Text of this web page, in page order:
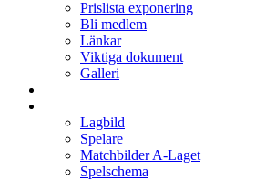
Prislista exponering
Bli medlem
Länkar
Viktiga dokument
Galleri
Lagbild
Spelare
Matchbilder A-Laget
Spelschema